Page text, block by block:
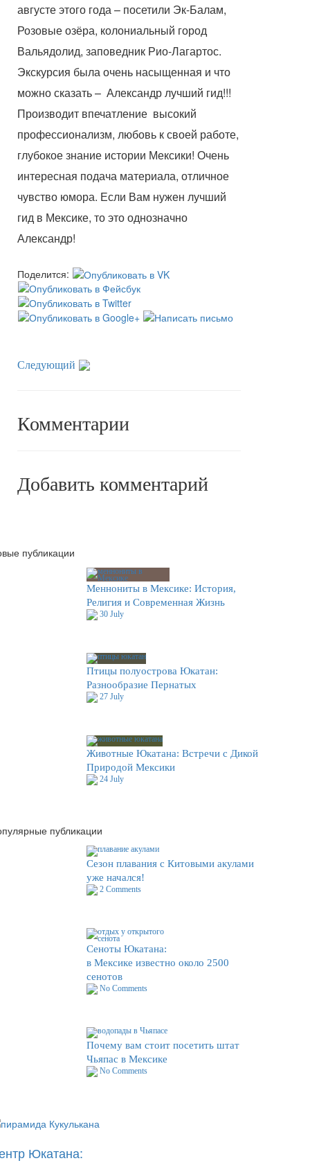
августе этого года – посетили Эк-Балам,
Розовые озёра, колониальный город
Вальядолид, заповедник Рио-Лагартос.
Экскурсия была очень насыщенная и что
можно сказать – Александр лучший гид!!!
Производит впечатление высокий
профессионализм, любовь к своей работе,
глубокое знание истории Мексики! Очень
интересная подача материала, отличное
чувство юмора. Если Вам нужен лучший
гид в Мексике, то это однозначно
Александр!
Поделится:
Следующий
Комментарии
Добавить комментарий
публикации
Меннониты в Мексике: История,
Религия и Современная Жизнь
30 July
Птицы полуострова Юкатан:
Разнообразие Пернатых
27 July
Животные Юкатана: Встречи с Дикой
Природой Мексики
24 July
публикации
Сезон плавания с Китовыми акулами
уже начался!
2 Comments
Сеноты Юкатана:
в Мексике известно около 2500
сенотов
No Comments
Почему вам стоит посетить штат
Чьяпас в Мексике
No Comments
Юкатана: